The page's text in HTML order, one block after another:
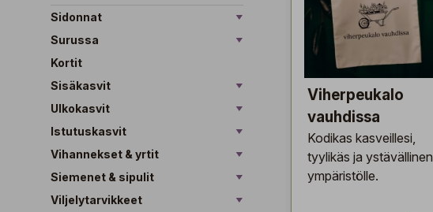
Sidonnat
Surussa
Kortit
Sisäkasvit
Ulkokasvit
Istutuskasvit
Vihannekset & yrtit
Siemenet & sipulit
Viljelytarvikkeet
Viherpeukalo
vauhdissa
Kodikas kasveillesi,
tyylikäs ja ystävällinen
ympäristölle.